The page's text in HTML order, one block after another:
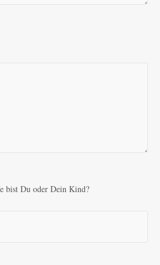
bist Du oder Dein Kind?